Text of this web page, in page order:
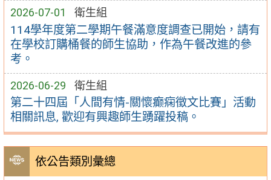
2026-07-01 衛生組
114學年度第二學期午餐滿意度調查已開始，請有
在學校訂購桶餐的師生協助，作為午餐改進的參
考。
2026-06-29 衛生組
第二十四屆「人間有情-關懷癫痫徵文比賽」活動
相關訊息, 歡迎有興趣師生踴躍投稿。
依公告類別彙總